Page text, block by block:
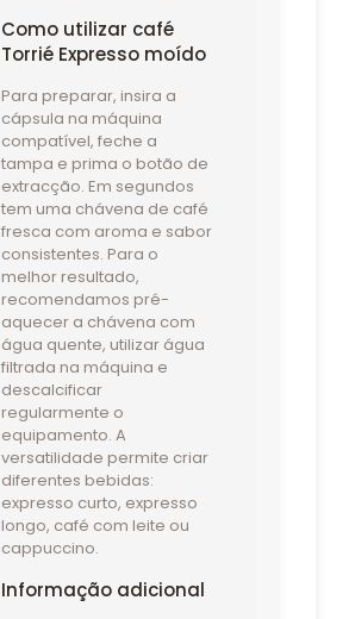
Como utilizar café
Torrié Expresso moído
Para preparar, insira a
cápsula na máquina
compatível, feche a
tampa e prima o botão de
extracção. Em segundos
tem uma chávena de café
fresca com aroma e sabor
consistentes. Para o
melhor resultado,
recomendamos pré-
aquecer a chávena com
água quente, utilizar água
filtrada na máquina e
descalcificar
regularmente o
equipamento. A
versatilidade permite criar
diferentes bebidas:
expresso curto, expresso
longo, café com leite ou
cappuccino.
Informação adicional